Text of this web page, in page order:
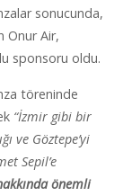
sonucunda,
Onur Air,
sponsoru oldu.
töreninde
“İzmir gibi bir
ve Göztepe’yi
Sepil’e
önemli